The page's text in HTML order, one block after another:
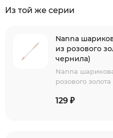
Из той же серии
Nanna
из розового
чернила)
Nanna
розового
129 ₽